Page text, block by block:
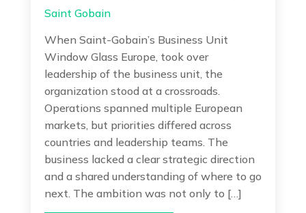
Saint Gobain
When Saint-Gobain’s Business Unit
Window Glass Europe, took over
leadership of the business unit, the
organization stood at a crossroads.
Operations spanned multiple European
markets, but priorities differed across
countries and leadership teams. The
business lacked a clear strategic direction
and a shared understanding of where to go
next. The ambition was not only to […]